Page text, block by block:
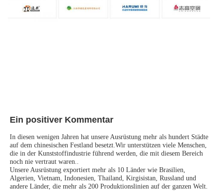
Ein positiver Kommentar
In diesen wenigen Jahren hat unsere Ausrüstung mehr als hundert Städte
auf dem chinesischen Festland besetzt.Wir unterstützen viele Menschen,
die in der Kunststoffindustrie führend werden, die mit diesem Bereich
noch nie vertraut waren..
Unsere Ausrüstung exportiert mehr als 10 Länder wie Brasilien,
Algerien, Vietnam, Indonesien, Thailand, Kirgisistan, Russland und
andere Länder, die mehr als 200 Produktionslinien auf der ganzen Welt.